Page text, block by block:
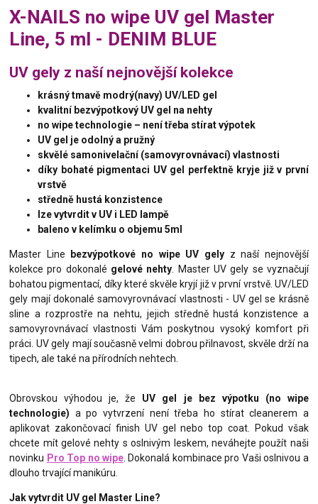
X-NAILS no wipe UV gel Master
Line, 5 ml - DENIM BLUE
UV gely z naší nejnovější kolekce
krásný tmavě modrý(navy) UV/LED gel
kvalitní bezvýpotkový UV gel na nehty
no wipe technologie – není třeba stírat výpotek
UV gel je odolný a pružný
skvělé samonivelační (samovyrovnávací) vlastnosti
díky bohaté pigmentaci UV gel perfektně kryje již v první
vrstvě
středně hustá konzistence
lze vytvrdit v UV i LED lampě
baleno v kelímku o objemu 5ml
Master Line bezvýpotkové no wipe UV gelyz naší nejnovější
kolekce pro dokonalé gelové nehty . Master UV gely se vyznačují
bohatou pigmentací, díky které skvěle kryjí již v první vrstvě. UV/LED
gely mají dokonalé samovyrovnávací vlastnosti - UV gel se krásně
sline a rozprostře na nehtu, jejich středně hustá konzistence a
samovyrovnávací vlastnosti Vám poskytnou vysoký komfort při
práci. UV gely mají současně velmi dobrou přilnavost, skvěle drží na
tipech, ale také na přírodních nehtech.
Obrovskou výhodou je, že UV gel je bez výpotku (no wipe
technologie) a po vytvrzení není třeba ho stírat cleanerem a
aplikovat zakončovací finish UV gel nebo top coat. Pokud však
chcete mít gelové nehty s oslnivým leskem, neváhejte použít naši
novinku Pro Top no wipe . Dokonalá kombinace pro Vaši oslnivou a
dlouho trvající manikúru.
Jak vytvrdit UV gel Master Line?